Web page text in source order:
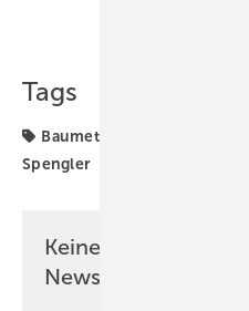
Tags
Baumetall
Spengler
Keine Zeit? Kein
Newsletter!